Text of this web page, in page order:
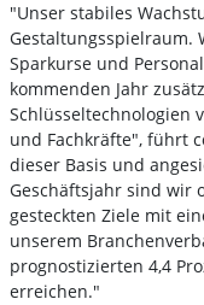
"Unser stabiles
Gestaltungsspielraum.
Sparkurse und
kommenden Jahr
Schlüsseltechnologien
und Fachkräfte", führt
dieser Basis und
Geschäftsjahr sind wir
gesteckten Ziele mit
unserem
prognostizierten 4,4
erreichen."